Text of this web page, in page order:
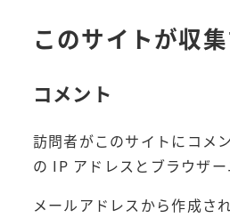
このサイトが収
コメント
訪問者がこのサイトにコメ
の IP アドレスとブラウザ
メールアドレスから作成さ